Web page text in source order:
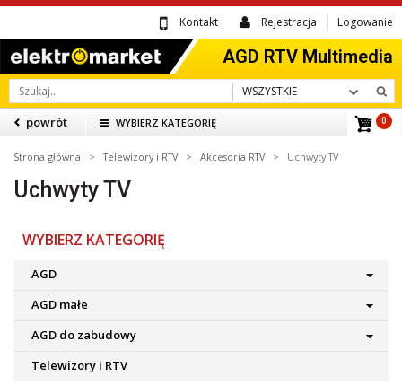
Kontakt Rejestracja Logowanie
WSZYSTKIE
powrót WYBIERZ KATEGORIĘ 0
Strona główna >Telewizory i RTV> Akcesoria RTV> Uchwyty TV
Uchwyty TV
WYBIERZ KATEGORIĘ
AGD
AGD małe
AGD do zabudowy
Telewizory i RTV